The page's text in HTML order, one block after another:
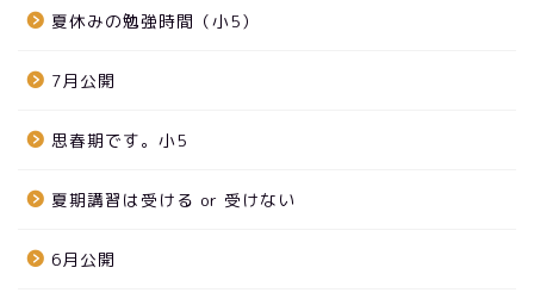
夏休みの勉強時間（小5）
7月公開
思春期です。小5
夏期講習は受ける or 受けない
6月公開